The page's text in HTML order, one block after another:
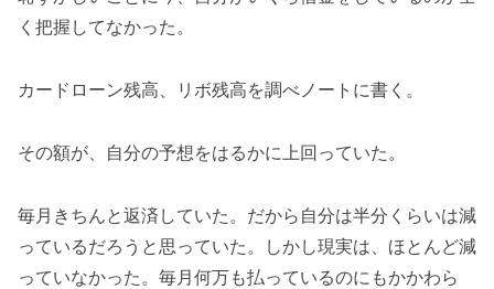
く把握してなかった。
カードローン残高、リボ残高を調べノートに書く。
その額が、自分の予想をはるかに上回っていた。
毎月きちんと返済していた。だから自分は半分くらいは減
っているだろうと思っていた。しかし現実は、ほとんど減
っていなかった。毎月何万も払っているのにもかかわら